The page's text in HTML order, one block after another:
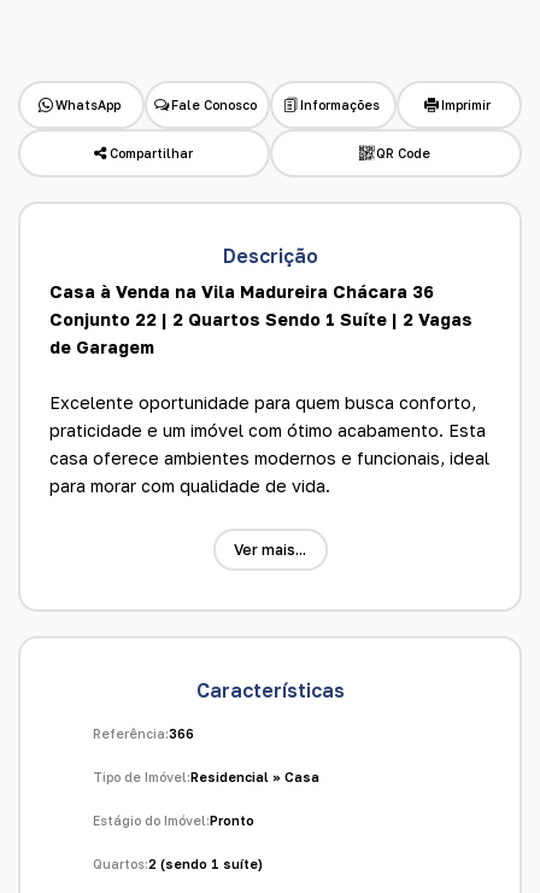
WhatsApp Fale Conosco Informações Imprimir
Compartilhar QR Code
Descrição
Casa à Venda na Vila Madureira Chácara 36
Conjunto 22 | 2 Quartos Sendo 1 Suíte | 2 Vagas
de Garagem
Excelente oportunidade para quem busca conforto,
praticidade e um imóvel com ótimo acabamento. Esta
casa oferece ambientes modernos e funcionais, ideal
para morar com qualidade de vida.
Detalhes do imóvel:
2 quartos, sendo 1 suíte
Garagem para 2 carros
Fogão cooktop já instalado
Iluminação em LED
Portão eletrônico
Condições de compra:
Ver mais...
Características
Referência:366
Tipo de Imóvel:Residencial » Casa
Estágio do Imóvel:Pronto
Quartos:2 (sendo 1 suíte)